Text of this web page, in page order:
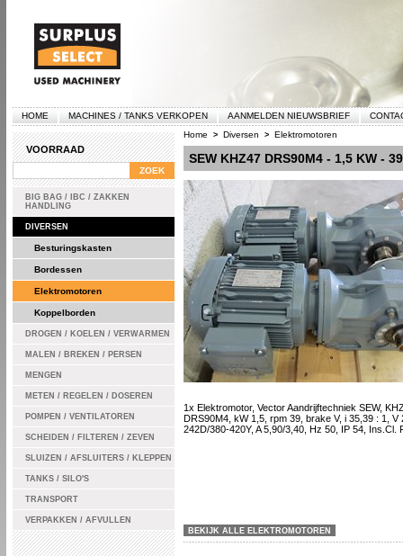
HOME MACHINES / TANKS VERKOPEN AANMELDEN NIEUWSBRIEF
VOORRAAD
BIG BAG / IBC / ZAKKEN
HANDLING
DIVERSEN
Besturingskasten
Bordessen
Elektromotoren
Koppelborden
DROGEN / KOELEN / VERWARMEN
MALEN / BREKEN / PERSEN
MENGEN
METEN / REGELEN / DOSEREN
POMPEN / VENTILATOREN
SCHEIDEN / FILTEREN / ZEVEN
SLUIZEN / AFSLUITERS / KLEPPEN
TANKS / SILO'S
TRANSPORT
VERPAKKEN / AFVULLEN
Home > Diversen > Elektromotoren
SEW KHZ47 DRS90M4 - 1,5 KW -
1x Elektromotor, Vector Aandrijftechniek SEW,
DRS90M4, kW 1,5, rpm 39, brake V, i 35,39 : 1, V
242D/380-420Y, A 5,90/3,40, Hz 50, IP 54, Ins.Cl.
BEKIJK ALLE ELEKTROMOTOREN